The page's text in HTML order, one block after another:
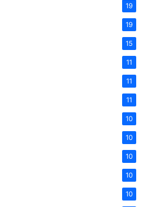
19
19
15
11
11
11
10
10
10
10
10